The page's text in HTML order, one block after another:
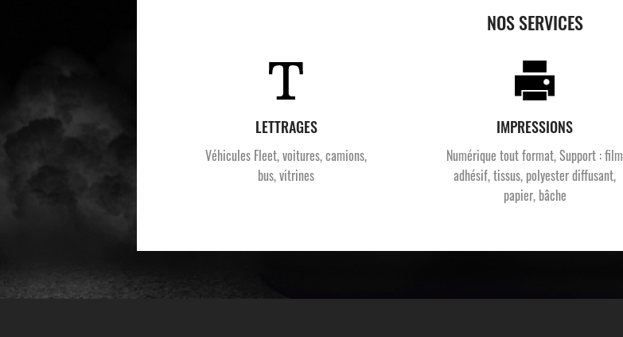
NOS SERVICES
LETTRAGES
Véhicules Fleet, voitures, camions,
bus, vitrines
IMPRESSIONS
Numérique tout format, Support : film
adhésif, tissus, polyester diffusant,
papier, bâche